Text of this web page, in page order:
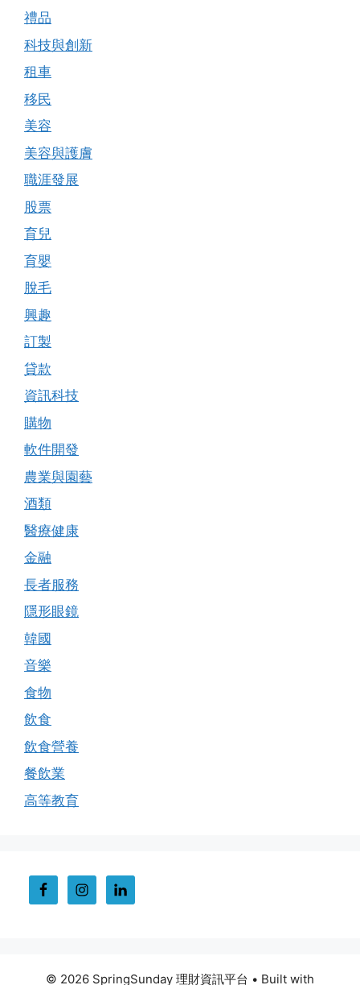
禮品
科技與創新
租車
移民
美容
美容與護膚
職涯發展
股票
育兒
育嬰
脫毛
興趣
訂製
貸款
資訊科技
購物
軟件開發
農業與園藝
酒類
醫療健康
金融
長者服務
隱形眼鏡
韓國
音樂
食物
飲食
飲食營養
餐飲業
高等教育
© 2026 SpringSunday 理財資訊平台 • Built with